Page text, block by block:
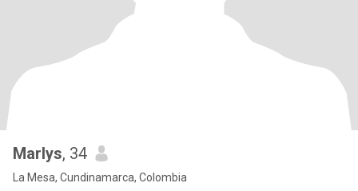
Marlys, 34
La Mesa, Cundinamarca, Colombia